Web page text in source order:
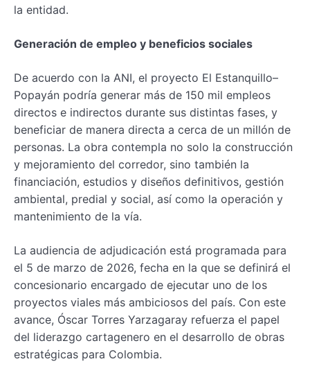
la entidad.
Generación de empleo y beneficios sociales
De acuerdo con la ANI, el proyecto El Estanquillo–
Popayán podría generar más de 150 mil empleos
directos e indirectos durante sus distintas fases, y
beneficiar de manera directa a cerca de un millón de
personas. La obra contempla no solo la construcción
y mejoramiento del corredor, sino también la
financiación, estudios y diseños definitivos, gestión
ambiental, predial y social, así como la operación y
mantenimiento de la vía.
La audiencia de adjudicación está programada para
el 5 de marzo de 2026, fecha en la que se definirá el
concesionario encargado de ejecutar uno de los
proyectos viales más ambiciosos del país. Con este
avance, Óscar Torres Yarzagaray refuerza el papel
del liderazgo cartagenero en el desarrollo de obras
estratégicas para Colombia.